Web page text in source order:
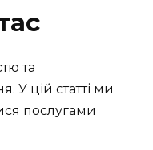
та
У цій статті ми
послугами